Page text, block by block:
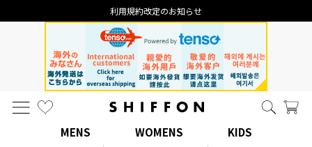
利用規約改定のお知らせ
MENS WOMENS KIDS